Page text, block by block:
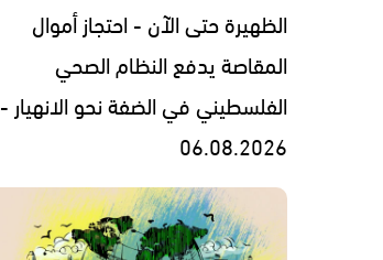
الظهيرة حتى الآن - احتجاز أموال
المقاصة يدفع النظام الصحي
الفلسطيني في الضفة نحو الانهيار -
06.08.2026